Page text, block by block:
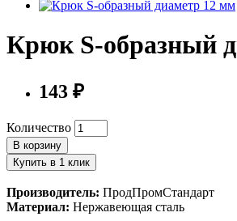
Крюк S-образный
143 ₽
Количество
В корзину
Купить в 1 клик
Производитель: ПродПромСтандарт
Материал: Нержавеющая сталь